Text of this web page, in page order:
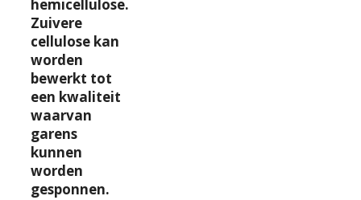
hemicellulose.
Zuivere
cellulose kan
worden
bewerkt tot
een kwaliteit
waarvan
garens
kunnen
worden
gesponnen.